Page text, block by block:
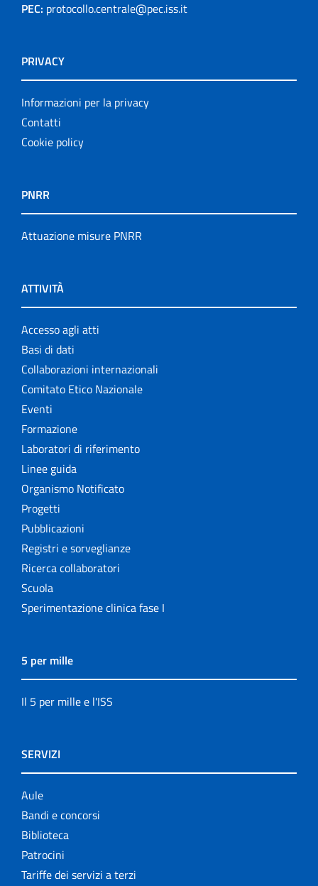
PEC: protocollo.centrale@pec.iss.it
PRIVACY
Informazioni per la privacy
Contatti
Cookie policy
PNRR
Attuazione misure PNRR
ATTIVITÀ
Accesso agli atti
Basi di dati
Collaborazioni internazionali
Comitato Etico Nazionale
Eventi
Formazione
Laboratori di riferimento
Linee guida
Organismo Notificato
Progetti
Pubblicazioni
Registri e sorveglianze
Ricerca collaboratori
Scuola
Sperimentazione clinica fase I
5 per mille
Il 5 per mille e l'ISS
SERVIZI
Aule
Bandi e concorsi
Biblioteca
Patrocini
Tariffe dei servizi a terzi